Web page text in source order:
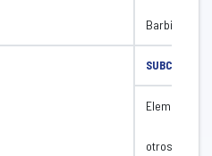
Barbijos
Elementos
otros